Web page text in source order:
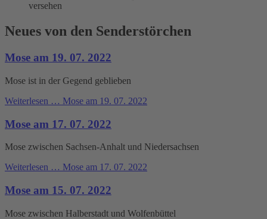
Neues von den Senderstörchen
Mose am 19. 07. 2022
Mose ist in der Gegend geblieben
Weiterlesen … Mose am 19. 07. 2022
Mose am 17. 07. 2022
Mose zwischen Sachsen-Anhalt und Niedersachsen
Weiterlesen … Mose am 17. 07. 2022
Mose am 15. 07. 2022
Mose zwischen Halberstadt und Wolfenbüttel